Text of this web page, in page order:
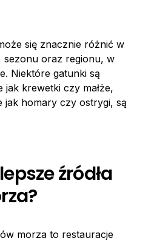
się znacznie różnić w
sezonu oraz regionu, w
Niektóre gatunki są
krewetki czy małże,
jak homary czy ostrygi, są
źródła
morza to restauracje